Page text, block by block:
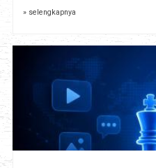
» selengkapnya